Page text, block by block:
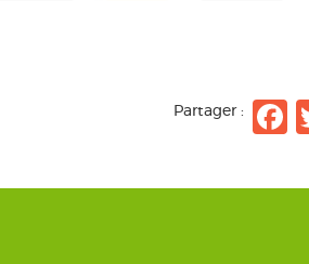
Partager :